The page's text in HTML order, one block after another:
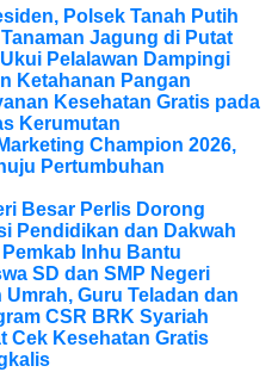
Polsek Tanah Putih
Jagung di Putat
Pelalawan Dampingi
Ketahanan Pangan
Kesehatan Gratis pada
Kerumutan
Champion 2026,
Pertumbuhan
Besar Perlis Dorong
Pendidikan dan Dakwah
Inhu Bantu
SD dan SMP Negeri
Guru Teladan dan
CSR BRK Syariah
Cek Kesehatan Gratis